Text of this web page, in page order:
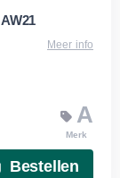
Meer info
A
Merk
Bestellen